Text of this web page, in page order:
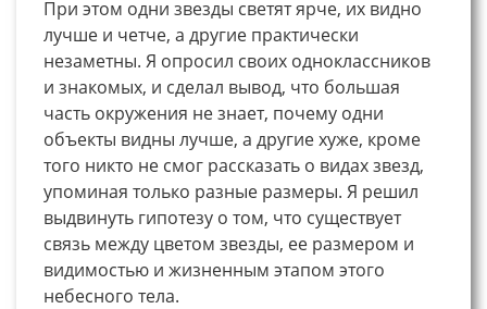
При этом одни звезды светят ярче, их видно
лучше и четче, а другие практически
незаметны. Я опросил своих одноклассников
и знакомых, и сделал вывод, что большая
часть окружения не знает, почему одни
объекты видны лучше, а другие хуже, кроме
того никто не смог рассказать о видах звезд,
упоминая только разные размеры. Я решил
выдвинуть гипотезу о том, что существует
связь между цветом звезды, ее размером и
видимостью и жизненным этапом этого
небесного тела.